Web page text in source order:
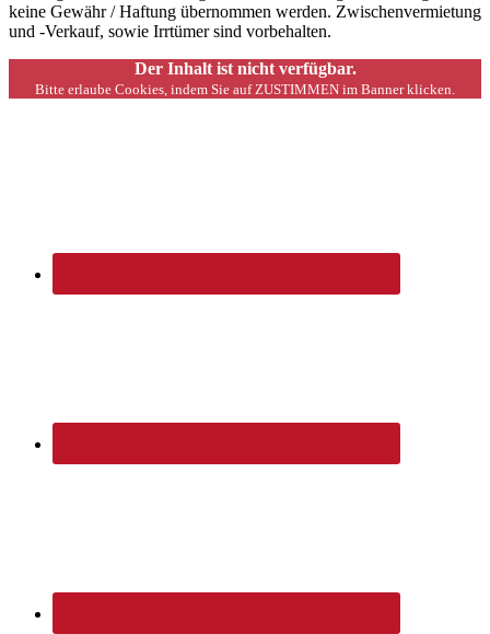
keine Gewähr / Haftung übernommen werden. Zwischenvermietung
und -Verkauf, sowie Irrtümer sind vorbehalten.
Der Inhalt ist nicht verfügbar.
Bitte erlaube Cookies, indem Sie auf ZUSTIMMEN im Banner klicken.